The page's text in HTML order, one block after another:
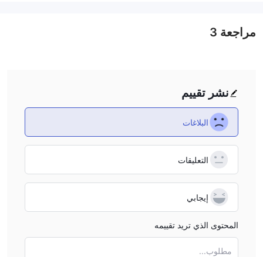
نشر تقييم
البلاغات
التعليقات
إيجابي
المحتوى الذي تريد تقييمه
مطلوب...
مراجعة